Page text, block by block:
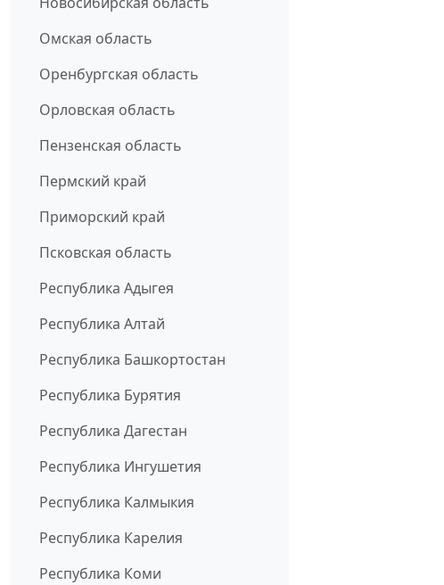
Омская область
Оренбургская область
Орловская область
Пензенская область
Пермский край
Приморский край
Псковская область
Республика Адыгея
Республика Алтай
Республика Башкортостан
Республика Бурятия
Республика Дагестан
Республика Ингушетия
Республика Калмыкия
Республика Карелия
Республика Коми